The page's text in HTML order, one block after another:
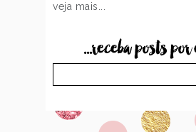
veja mais...
...receba posts por